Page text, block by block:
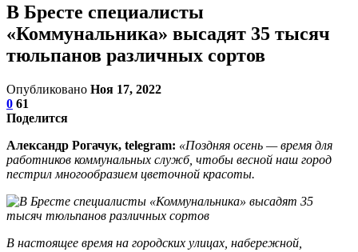
В Бресте специалисты
«Коммунальника» высадят 35 тысяч
тюльпанов различных сортов
Опубликовано Ноя 17, 2022
0 61
Поделится
Александр Рогачук, telegram: «Поздняя осень — время для
работников коммунальных служб, чтобы весной наш город
пестрил многообразием цветочной красоты.
В настоящее время на городских улицах, набережной,